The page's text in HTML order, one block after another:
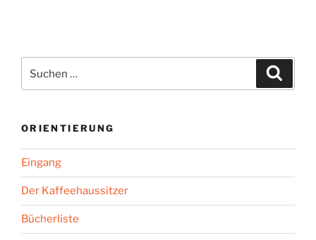
nach:
ORIENTIERUNG
Eingang
Der Kaffeehaussitzer
Bücherliste